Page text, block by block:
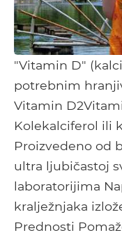
"Vitamin D"
potrebnim
Vitamin
Kolekalciferol ili
Proizvedeno od
ultra ljubičastoj
laboratorijima
kralježnjaka
Prednosti